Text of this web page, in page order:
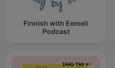
Finnish with Eemeli
Podcast